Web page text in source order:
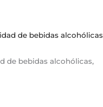
de bebidas alcohólicas
de bebidas alcohólicas,